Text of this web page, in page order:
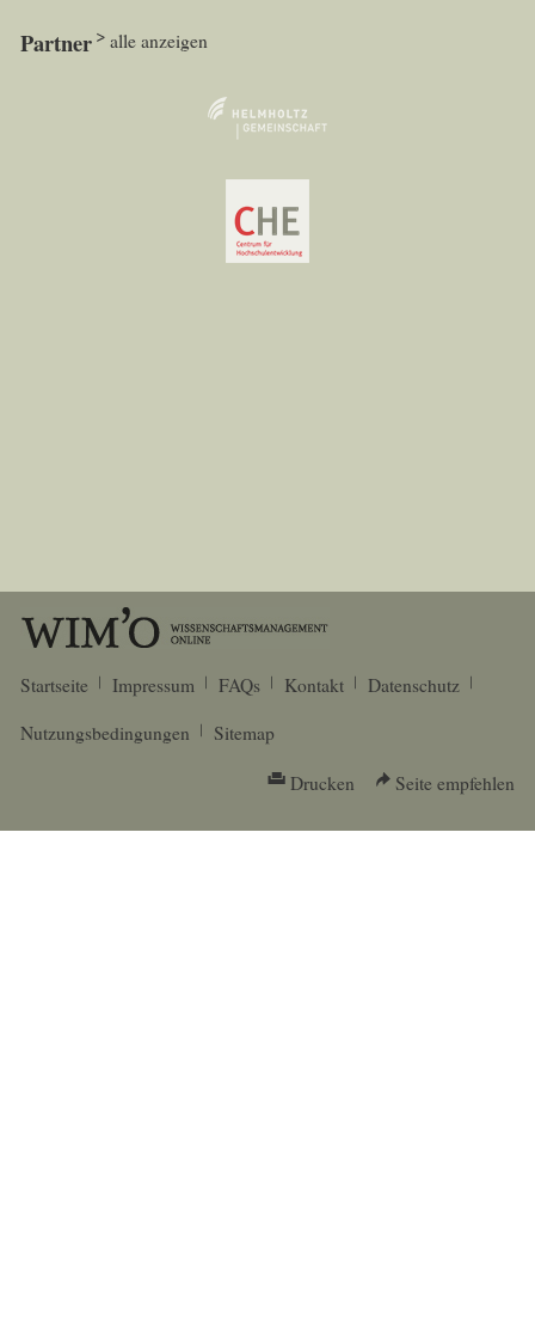
Partner alle anzeigen
Startseite Impressum FAQs Kontakt
Datenschutz
Nutzungsbedingungen
Sitemap
Drucken Seite empfehlen